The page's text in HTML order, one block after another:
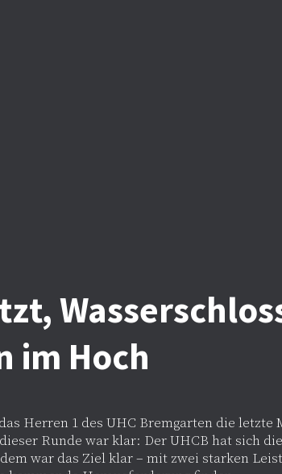
im Hoch
Herren 1 des UHC Bremgarten die
Runde war klar: Der UHCB hat sich
war das Ziel klar – mit zwei starken